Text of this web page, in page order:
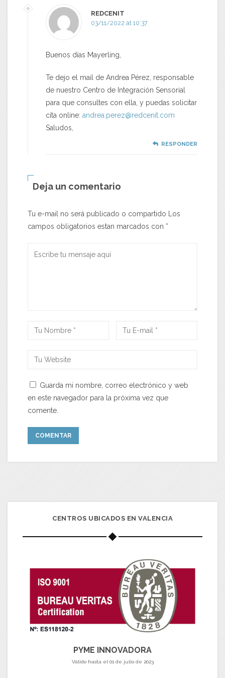
REDCENIT
03/11/2022 at 10:37
Buenos días Mayerling,
Te dejo el mail de Andrea Pérez, responsable
de nuestro Centro de Integración Sensorial
para que consultes con ella, y puedas solicitar
cita online: andrea.perez@redcenit.com
Saludos,
RESPONDER
Deja un comentario
Tu e-mail no será publicado o compartido Los
campos obligatorios estan marcados con *
Guarda mi nombre, correo electrónico y web
en este navegador para la próxima vez que
comente.
CENTROS UBICADOS EN VALENCIA
PYME INNOVADORA
Válido hasta el 01 de julio de 2023